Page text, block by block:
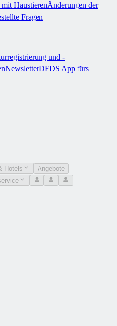
mit HaustierenÄnderungen der
Fragen
und -
NewsletterDFDS App fürs
Hotels
Angebote